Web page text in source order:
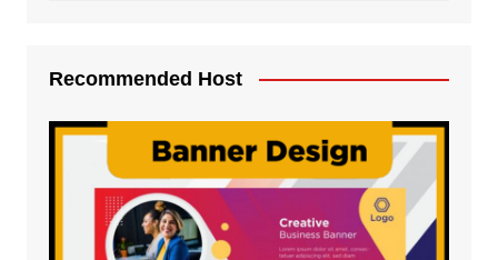
Recommended Host